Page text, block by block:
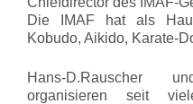
Die IMAF hat als
Kobudo, Aikido, Karate-
Hans-D.Rauscher
organisieren seit